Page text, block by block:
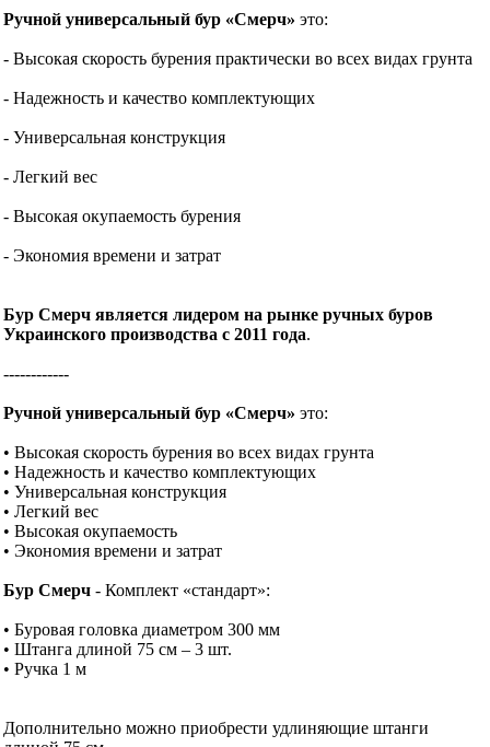
Ручной универсальный бур «Смерч» это:
- Высокая скорость бурения практически во всех видах грунта
- Надежность и качество комплектующих
- Универсальная конструкция
- Легкий вес
- Высокая окупаемость бурения
- Экономия времени и затрат
Бур Смерч является лидером на рынке ручных буров
Украинского производства с 2011 года.
------------
Ручной универсальный бур «Смерч» это:
• Высокая скорость бурения во всех видах грунта
• Надежность и качество комплектующих
• Универсальная конструкция
• Легкий вес
• Высокая окупаемость
• Экономия времени и затрат
Бур Смерч - Комплект «стандарт»:
• Буровая головка диаметром 300 мм
• Штанга длиной 75 см – 3 шт.
• Ручка 1 м
Дополнительно можно приобрести удлиняющие штанги